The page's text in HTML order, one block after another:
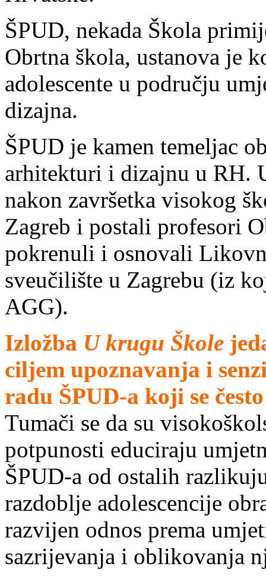
ŠPUD, nekada Škola
Obrtna škola, ustanova je
adolescente u području
dizajna.
ŠPUD je kamen temeljac
arhitekturi i dizajnu u RH.
nakon završetka visokog
Zagreb i postali profesori
pokrenuli i osnovali
sveučilište u Zagrebu (iz
AGG).
Izložba U krugu Škole
ciljem upoznavanja i
radu ŠPUD-a koji se
Tumači se da su
potpunosti educiraju
ŠPUD-a od ostalih
razdoblje adolescencije
razvijen odnos prema
sazrijevanja i oblikovanja